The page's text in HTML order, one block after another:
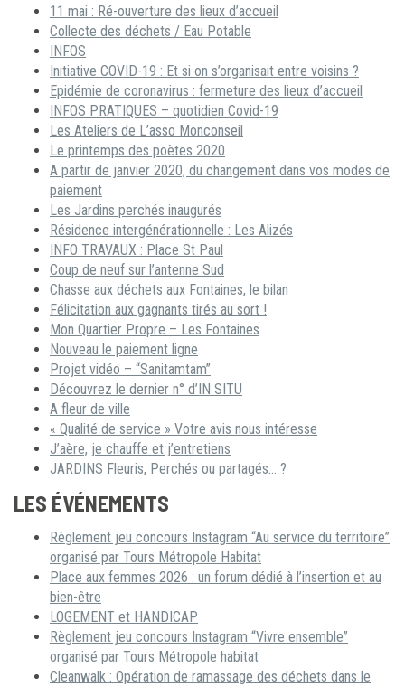
11 mai : Ré-ouverture des lieux d’accueil
Collecte des déchets / Eau Potable
INFOS
Initiative COVID-19 : Et si on s’organisait entre voisins ?
Epidémie de coronavirus : fermeture des lieux d’accueil
INFOS PRATIQUES – quotidien Covid-19
Les Ateliers de L’asso Monconseil
Le printemps des poètes 2020
A partir de janvier 2020, du changement dans vos modes de
paiement
Les Jardins perchés inaugurés
Résidence intergénérationnelle : Les Alizés
INFO TRAVAUX : Place St Paul
Coup de neuf sur l’antenne Sud
Chasse aux déchets aux Fontaines, le bilan
Félicitation aux gagnants tirés au sort !
Mon Quartier Propre – Les Fontaines
Nouveau le paiement ligne
Projet vidéo – “Sanitamtam”
Découvrez le dernier n° d’IN SITU
A fleur de ville
« Qualité de service » Votre avis nous intéresse
J’aère, je chauffe et j’entretiens
JARDINS Fleuris, Perchés ou partagés… ?
LES ÉVÉNEMENTS
Règlement jeu concours Instagram “Au service du territoire”
organisé par Tours Métropole Habitat
Place aux femmes 2026 : un forum dédié à l’insertion et au
bien-être
LOGEMENT et HANDICAP
Règlement jeu concours Instagram “Vivre ensemble”
organisé par Tours Métropole habitat
Cleanwalk : Opération de ramassage des déchets dans le